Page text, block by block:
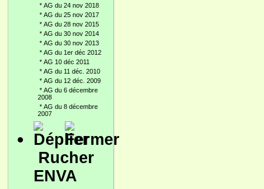
* AG du 24 nov 2018
* AG du 25 nov 2017
* AG du 28 nov 2015
* AG du 30 nov 2014
* AG du 30 nov 2013
* AG du 1er déc 2012
* AG 10 déc 2011
* AG du 11 déc. 2010
* AG du 12 déc. 2009
* AG du 6 décembre
2008
* AG du 8 décembre
2007
Rucher
ENVA